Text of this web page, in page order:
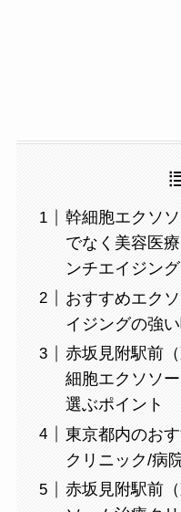
幹細胞エクソ
でなく美容医
ンチエイジン
おすすめエク
イジングの強い
赤坂見附駅前
細胞エクソソ
選ぶポイント
東京都内のお
クリニック/病
赤坂見附駅前